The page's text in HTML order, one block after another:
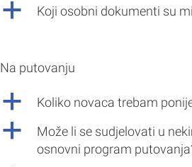
a Koji osobni dokumenti su
Na putovanju
a Koliko novaca trebam
a
Može li se sudjelovati u
osnovni program